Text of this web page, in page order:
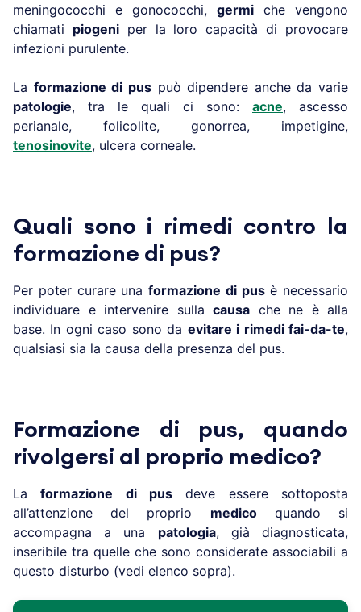
meningococchi e gonococchi, germi che vengono
chiamati piogeniper la loro capacità di provocare
infezioni purulente.
La formazione di puspuò dipendere anche da varie
patologie, tra le quali ci sono: acne, ascesso
perianale, folicolite, gonorrea, impetigine,
tenosinovite, ulcera corneale.
Quali sono i rimedi contro la
formazione di pus?
Per poter curare una formazione di pusè necessario
individuare e intervenire sulla causa che ne è alla
base. In ogni caso sono da evitare i rimedi fai-da-te,
qualsiasi sia la causa della presenza del pus.
Formazione di pus, quando
rivolgersi al proprio medico?
Laformazione di pus deve essere sottoposta
all’attenzione del proprio medicoquando si
accompagna a una patologia, già diagnosticata,
inseribile tra quelle che sono considerate associabili a
questo disturbo (vedi elenco sopra).